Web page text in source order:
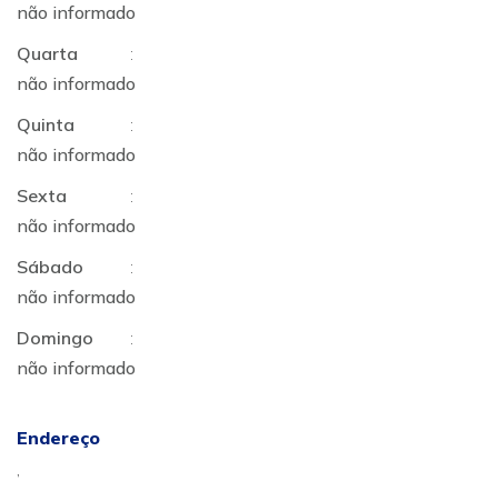
não informado
Quarta
:
não informado
Quinta
:
não informado
Sexta
:
não informado
Sábado
:
não informado
Domingo
:
não informado
Endereço
,